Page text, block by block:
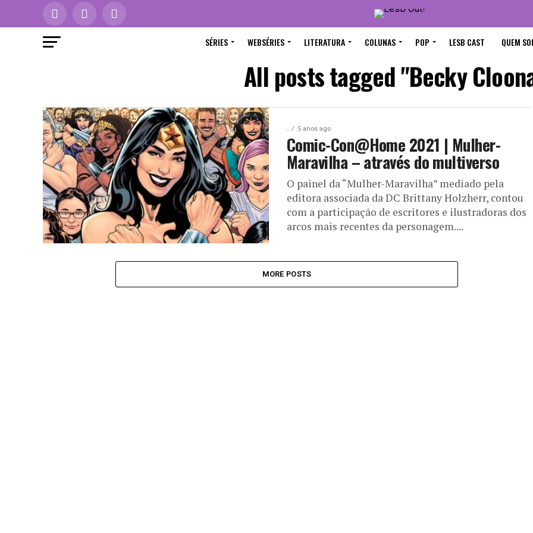
SÉRIES WEBSÉRIES LITERATURA COLUNAS POP LESB CAST QUEM
All posts tagged "Becky
. 5 anos ago
Comic-Con@Home 2021 | Mulher-
Maravilha – através do multiverso
O painel da “Mulher-Maravilha” mediado pela
editora associada da DC Brittany Holzherr, contou
com a participação de escritores e ilustradoras dos
arcos mais recentes da personagem....
MORE POSTS